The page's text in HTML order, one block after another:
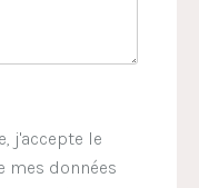
j'accepte le
mes données